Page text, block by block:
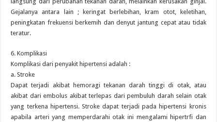
Gejalanya antara lain ; keringat berlebihan, kram otot, keletihan,
peningkatan frekuensi berkemih dan denyut jantung cepat atau tidak
teratur.
6. Komplikasi
Komplikasi dari penyakit hipertensi adalah :
a. Stroke
Dapat terjadi akibat hemoragi tekanan darah tinggi di otak, atau
akibat dari embolus akibat terlepas dari pembuluh darah selain otak
yang terkena hipertensi. Stroke dapat terjadi pada hipertensi kronis
apabila arteri yang memperdarahi otak ini mengalami hipertrfi dan